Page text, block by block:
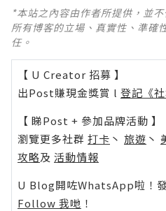
*本站之內容由作者所提供，並
所有博客的立場、真實性、準確
任。
【 U Creator 招募 】
出Post賺現金獎賞 l 登記《
【 睇Post + 參加品牌活動 】
瀏覽更多社群 打卡 丶 旅遊 丶
攻略及 活動情報
U Blog開咗WhatsApp啦！
Follow 我哋 ！